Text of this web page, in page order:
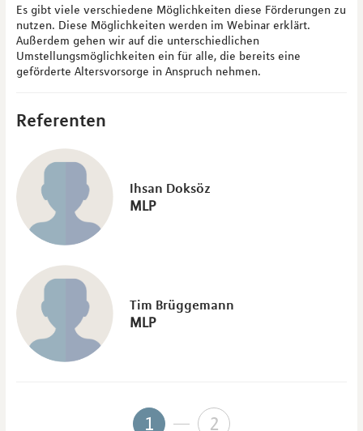
Es gibt viele verschiedene Möglichkeiten diese Förderungen zu
nutzen. Diese Möglichkeiten werden im Webinar erklärt.
Außerdem gehen wir auf die unterschiedlichen
Umstellungsmöglichkeiten ein für alle, die bereits eine
geförderte Altersvorsorge in Anspruch nehmen.
Referenten
Ihsan Doksöz
MLP
Tim Brüggemann
MLP
1 2